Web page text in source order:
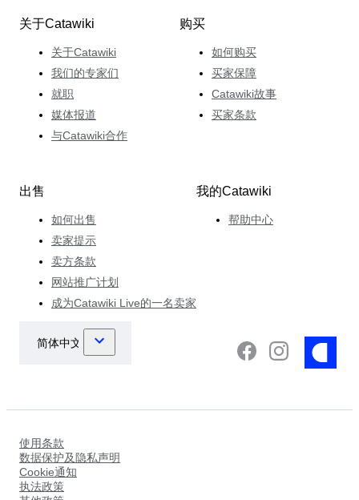
关于Catawiki
关于Catawiki
我们的专家们
就职
媒体报道
与Catawiki合作
购买
如何购买
买家保障
Catawiki故事
买家条款
出售
如何出售
卖家提示
卖方条款
网站推广计划
成为Catawiki Live的一名卖家
我的Catawiki
帮助中心
使用条款
数据保护及隐私声明
Cookie通知
执法政策